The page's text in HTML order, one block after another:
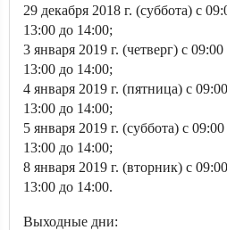
29 декабря 2018 г. (суббота) с
13:00 до 14:00;
3 января 2019 г. (четверг) с
13:00 до 14:00;
4 января 2019 г. (пятница) с
13:00 до 14:00;
5 января 2019 г. (суббота) с
13:00 до 14:00;
8 января 2019 г. (вторник) с
13:00 до 14:00.
Выходные дни: